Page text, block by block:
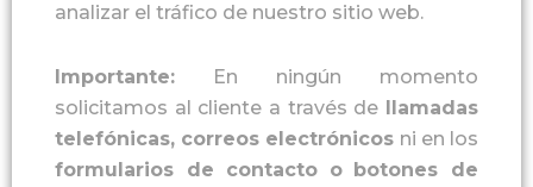
analizar el tráfico de nuestro sitio web.
Importante: En ningún momento
solicitamos al cliente a través de llamadas
telefónicas, correos electrónicos ni en los
formularios de contacto o botones de